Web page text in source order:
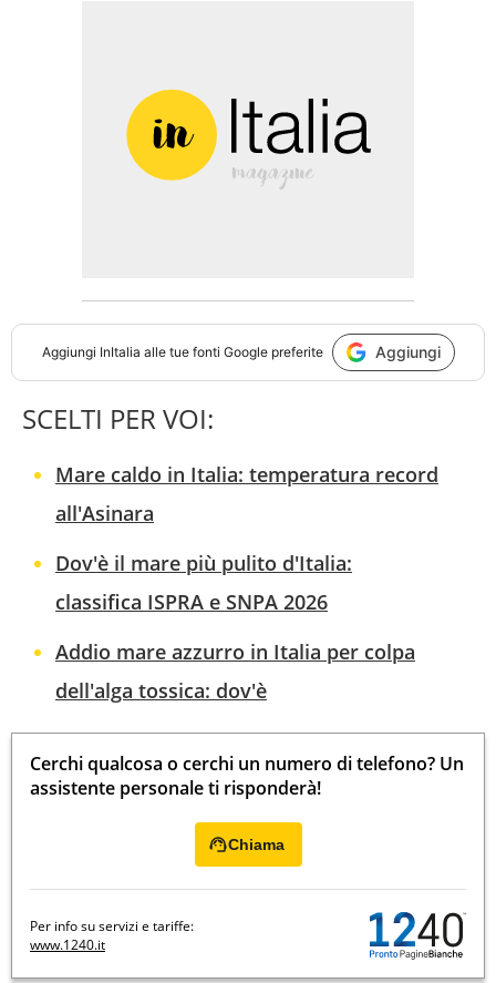
Aggiungi InItalia alle tue fonti Google preferite Aggiungi
SCELTI PER VOI:
Mare caldo in Italia: temperatura record
all'Asinara
Dov'è il mare più pulito d'Italia:
classifica ISPRA e SNPA 2026
Addio mare azzurro in Italia per colpa
dell'alga tossica: dov'è
Cerchi qualcosa o cerchi un numero di telefono? Un
assistente personale ti risponderà!
Chiama
Per info su servizi e tariffe:
www.1240.it